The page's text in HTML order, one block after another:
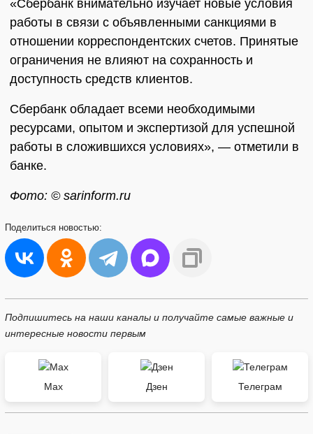
«Сбербанк внимательно изучает новые условия
работы в связи с объявленными санкциями в
отношении корреспондентских счетов. Принятые
ограничения не влияют на сохранность и
доступность средств клиентов.
Сбербанк обладает всеми необходимыми
ресурсами, опытом и экспертизой для успешной
работы в сложившихся условиях», — отметили в
банке.
Фото: © sarinform.ru
Поделиться новостью:
Подпишитесь на наши каналы и получайте самые важные и
интересные новости первым
Max Дзен Телеграм